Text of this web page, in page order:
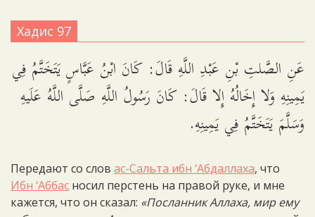
Хадис 97
عَنِ الصَّلتِ بْنِ عَبْدِ اللَّهِ قَالَ: كَانَ ابْنُ عَبَّاسٍ يَتَخَتَّمُ فِي
يَمِينِهِ وَلا إِخَالُهُ إِلا قَالَ: كَانَ رَسُولُ اللَّهِ صَلَّى اللَّهُ عَلَيهِ
وَسَلَّمَ يَتَخَتَّمُ فِي يَمِينِهِ.
Передают со слов ас-Сальта ибн ‘Абдаллаха, что
Ибн ‘Аббас носил перстень на правой руке, и мне
кажется, что он сказал: «Посланник Аллаха, мир ему